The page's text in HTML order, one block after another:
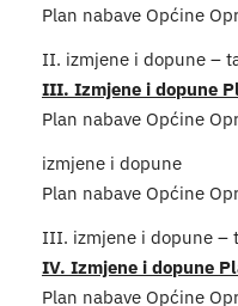
Plan nabave Općine
II. izmjene i dopune –
III. Izmjene i dopune
Plan nabave Općine
izmjene i dopune
Plan nabave Općine
III. izmjene i dopune –
IV. Izmjene i dopune
Plan nabave Općine